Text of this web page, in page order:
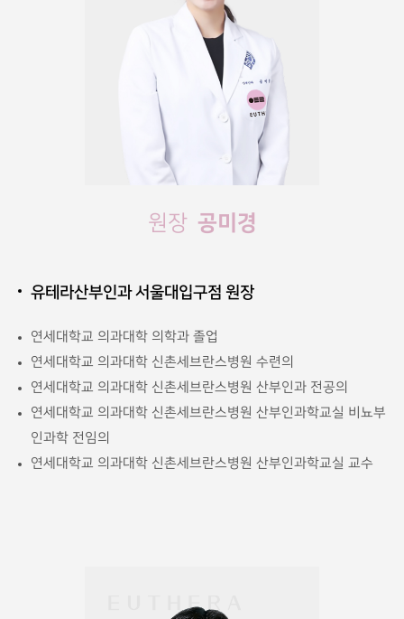
원장 공미경
유테라산부인과 서울대입구점 원장
연세대학교 의과대학 의학과 졸업
연세대학교 의과대학 신촌세브란스병원 수련의
연세대학교 의과대학 신촌세브란스병원 산부인과 전공의
연세대학교 의과대학 신촌세브란스병원 산부인과학교실 비뇨부
인과학 전임의
연세대학교 의과대학 신촌세브란스병원 산부인과학교실 교수